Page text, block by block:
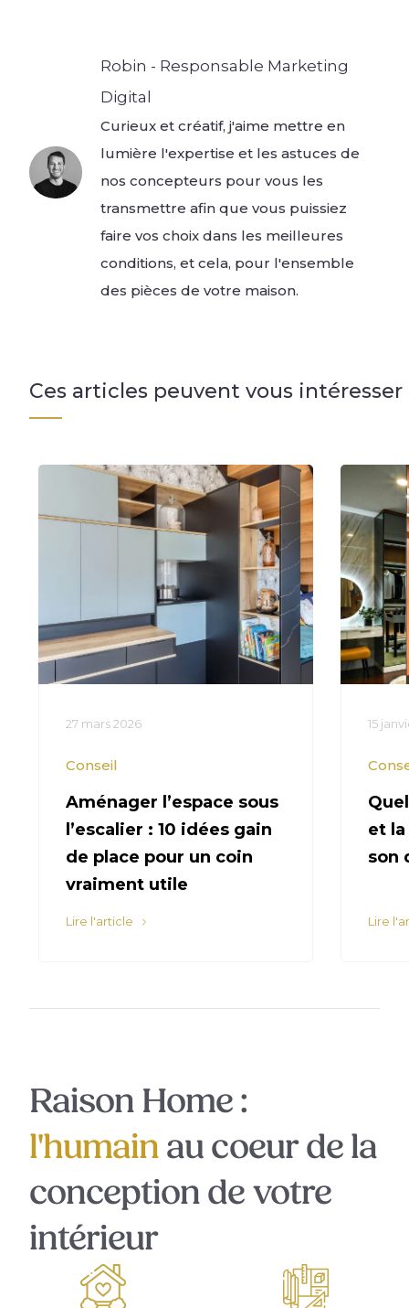
Robin - Responsable Marketing
Digital
Curieux et créatif, j'aime mettre en
lumière l'expertise et les astuces de
nos concepteurs pour vous les
transmettre afin que vous puissiez
faire vos choix dans les meilleures
conditions, et cela, pour l'ensemble
des pièces de votre maison.
Ces articles peuvent vous intéresser
27 mars 2026
Conseil
Aménager l’espace sous
l’escalier : 10 idées gain
de place pour un coin
vraiment utile
Lire l'article
15
et
son
Lire
Raison Home :
l'humain au coeur de la
conception de votre
intérieur